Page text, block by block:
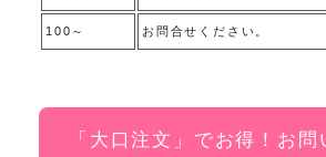
100～ お問合せください。
「大口注文」でお得！お